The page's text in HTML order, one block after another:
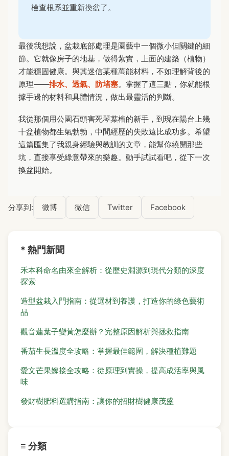
檢查根系並重新換盆了。
最後我想說，盆栽底部處理是園藝中一個微小但關鍵的細
節。它就像房子的地基，做得紮實，上面的建築（植物）
才能穩固健康。與其迷信某種萬能材料，不如理解背後的
原理——排水、透氣、防堵塞。掌握了這三點，你就能根
據手邊的材料和具體情況，做出最靈活的判斷。
我從那個用公園石頭害死琴葉榕的新手，到現在陽台上幾
十盆植物都生氣勃勃，中間經歷的失敗遠比成功多。希望
這篇匯集了我親身經驗與教訓的文章，能幫你繞開那些
坑，直接享受綠意帶來的樂趣。動手試試看吧，從下一次
換盆開始。
分享到: 微博 微信 Twitter Facebook
* 熱門新聞
禾本科命名由來全解析：從歷史淵源到現代分類的深度
探索
造型盆栽入門指南：從選材到養護，打造你的綠色藝術
品
觀音蓮葉子變黃怎麼辦？完整原因解析與拯救指南
番茄生長溫度全攻略：掌握最佳範圍，解決種植難題
愛文芒果嫁接全攻略：從原理到實操，提高成活率與風
味
發財樹肥料選購指南：讓你的招財樹健康茂盛
≡ 分類